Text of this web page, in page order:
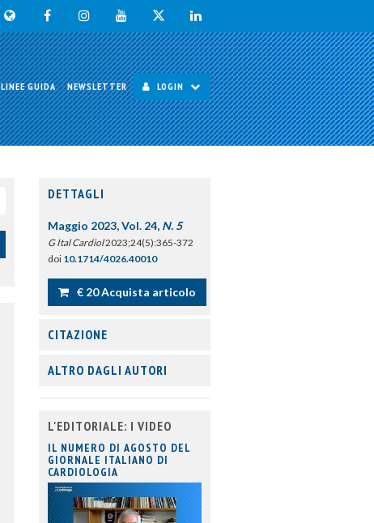
LINEE GUIDA NEWSLETTER LOGIN
DETTAGLI
Maggio 2023, Vol. 24, N. 5
G Ital Cardiol2023;24(5):365-372
doi 10.1714/4026.40010
€ 20 Acquista articolo
CITAZIONE
ALTRO DAGLI AUTORI
L'EDITORIALE: I VIDEO
IL NUMERO DI AGOSTO DEL
GIORNALE ITALIANO DI
CARDIOLOGIA